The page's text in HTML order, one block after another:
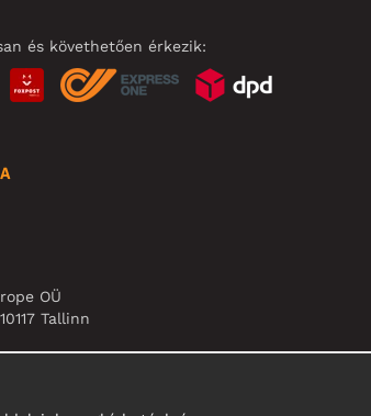
és követhetően érkezik:
OÜ
Tallinn